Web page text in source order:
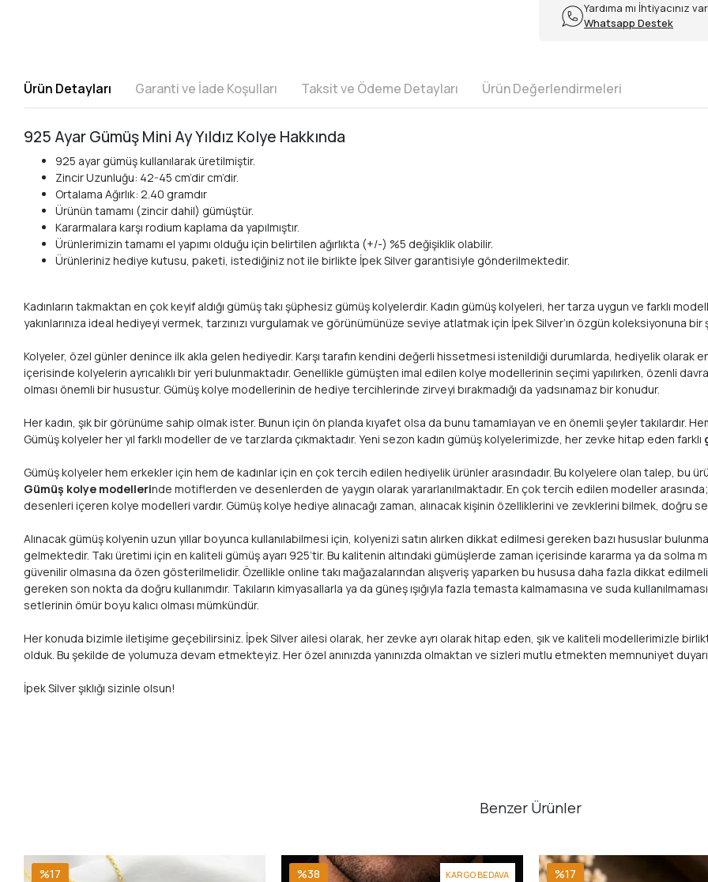
Yardıma mı İhtiyacınız
Whatsapp Destek
Ürün Detayları Garanti ve İade Koşulları Taksit ve Ödeme Detayları Ürün Değerlendirmeleri
925 Ayar Gümüş Mini Ay Yıldız Kolye Hakkında
925 ayar gümüş kullanılarak üretilmiştir.
Zincir Uzunluğu: 42-45 cm’dir cm’dir.
Ortalama Ağırlık: 2.40 gramdır
Ürünün tamamı (zincir dahil) gümüştür.
Kararmalara karşı rodium kaplama da yapılmıştır.
Ürünlerimizin tamamı el yapımı olduğu için belirtilen ağırlıkta (+/-) %5 değişiklik olabilir.
Ürünleriniz hediye kutusu, paketi, istediğiniz not ile birlikte İpek Silver garantisiyle gönderilmektedir.
Kadınların takmaktan en çok keyif aldığı gümüş takı şüphesiz gümüş kolyelerdir. Kadın gümüş kolyeleri, her tarza uygun ve farklı
yakınlarınıza ideal hediyeyi vermek, tarzınızı vurgulamak ve görünümünüze seviye atlatmak için İpek Silver’ın özgün koleksiyonuna
Kolyeler, özel günler denince ilk akla gelen hediyedir. Karşı tarafın kendini değerli hissetmesi istenildiği durumlarda, hediyelik olarak
içerisinde kolyelerin ayrıcalıklı bir yeri bulunmaktadır. Genellikle gümüşten imal edilen kolye modellerinin seçimi yapılırken, özenli
olması önemli bir husustur. Gümüş kolye modellerinin de hediye tercihlerinde zirveyi bırakmadığı da yadsınamaz bir konudur.
Her kadın, şık bir görünüme sahip olmak ister. Bunun için ön planda kıyafet olsa da bunu tamamlayan ve en önemli şeyler takılardır.
Gümüş kolyeler her yıl farklı modeller de ve tarzlarda çıkmaktadır. Yeni sezon kadın gümüş kolyelerimizde, her zevke hitap eden farklı
Gümüş kolyeler hem erkekler için hem de kadınlar için en çok tercih edilen hediyelik ürünler arasındadır. Bu kolyelere olan talep, bu
Gümüş kolye modellerinde motiflerden ve desenlerden de yaygın olarak yararlanılmaktadır. En çok tercih edilen modeller
desenleri içeren kolye modelleri vardır. Gümüş kolye hediye alınacağı zaman, alınacak kişinin özelliklerini ve zevklerini bilmek, doğru
Alınacak gümüş kolyenin uzun yıllar boyunca kullanılabilmesi için, kolyenizi satın alırken dikkat edilmesi gereken bazı hususlar
gelmektedir. Takı üretimi için en kaliteli gümüş ayarı 925’tir. Bu kalitenin altındaki gümüşlerde zaman içerisinde kararma ya da solma
güvenilir olmasına da özen gösterilmelidir. Özellikle online takı mağazalarından alışveriş yaparken bu hususa daha fazla dikkat
gereken son nokta da doğru kullanımdır. Takıların kimyasallarla ya da güneş ışığıyla fazla temasta kalmamasına ve suda
setlerinin ömür boyu kalıcı olması mümkündür.
Her konuda bizimle iletişime geçebilirsiniz. İpek Silver ailesi olarak, her zevke ayrı olarak hitap eden, şık ve kaliteli modellerimizle
olduk. Bu şekilde de yolumuza devam etmekteyiz. Her özel anınızda yanınızda olmaktan ve sizleri mutlu etmekten memnuniyet
İpek Silver şıklığı sizinle olsun!
Benzer Ürünler
%17 KARGO BEDAVA
%38 %17